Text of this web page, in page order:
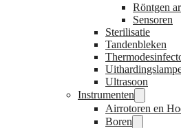
Röntgen
Sensoren
Sterilisatie
Tandenbleken
Ultrasoon
Instrumenten
Airrotoren en
Boren